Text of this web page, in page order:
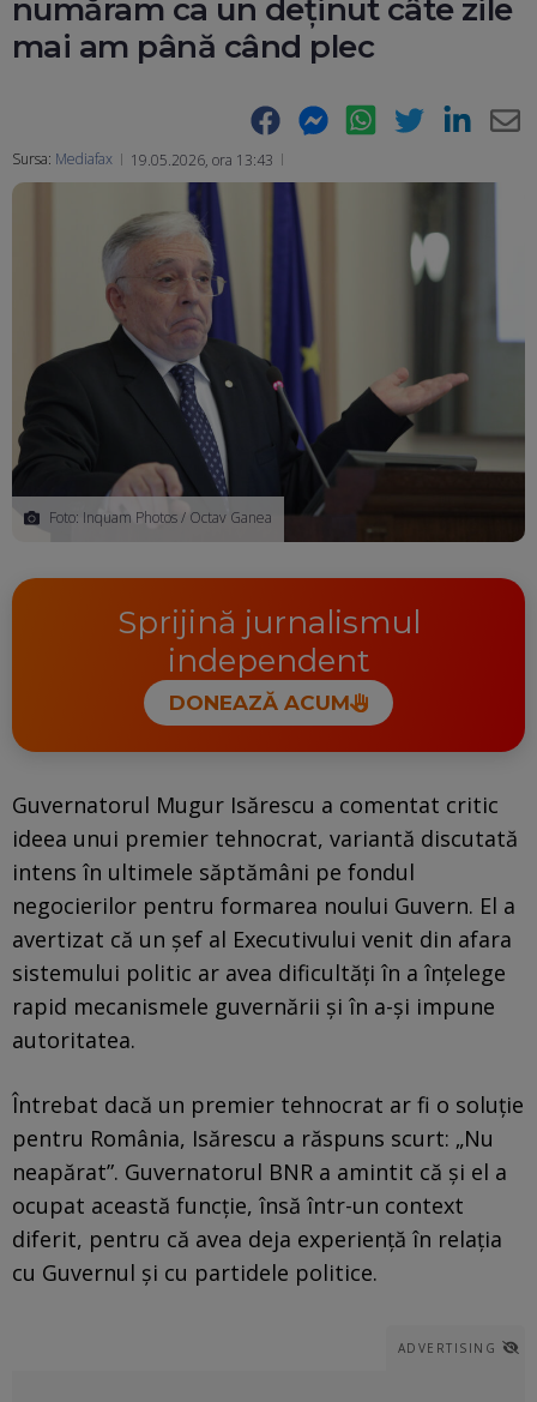
număram ca un deținut câte zile
mai am până când plec
Facebook Messenger WhatsApp Twitter LinkedIn
Sursa: Mediafax 19.05.2026, ora 13:43
Foto: Inquam Photos / Octav Ganea
Sprijină jurnalismul
independent
DONEAZĂ ACUM
Guvernatorul Mugur Isărescu a comentat critic
ideea unui premier tehnocrat, variantă discutată
intens în ultimele săptămâni pe fondul
negocierilor pentru formarea noului Guvern. El a
avertizat că un șef al Executivului venit din afara
sistemului politic ar avea dificultăți în a înțelege
rapid mecanismele guvernării și în a-și impune
autoritatea.
Întrebat dacă un premier tehnocrat ar fi o soluție
pentru România, Isărescu a răspuns scurt: „Nu
neapărat”. Guvernatorul BNR a amintit că și el a
ocupat această funcție, însă într-un context
diferit, pentru că avea deja experiență în relația
cu Guvernul și cu partidele politice.
ADVERTISING